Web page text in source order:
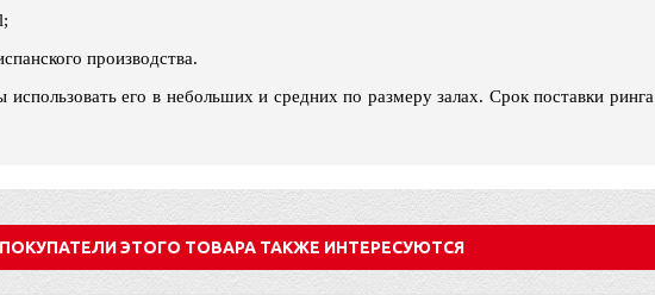
производства.
использовать его в небольших и средних по размеру залах. Срок поставки ринга
ПОКУПАТЕЛИ ЭТОГО ТОВАРА ТАКЖЕ ИНТЕРЕСУЮТСЯ